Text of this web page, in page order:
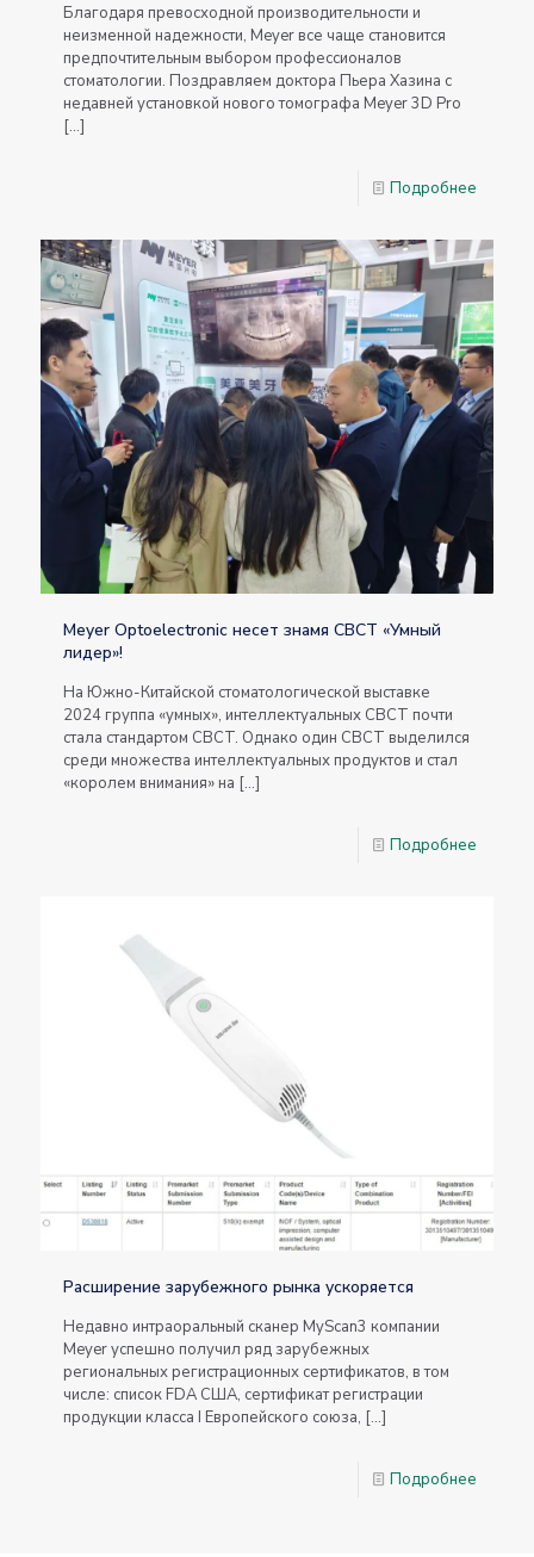
Благодаря превосходной производительности и
неизменной надежности, Meyer все чаще становится
предпочтительным выбором профессионалов
стоматологии. Поздравляем доктора Пьера Хазина с
недавней установкой нового томографа Meyer 3D Pro
[…]
Подробнее
Meyer Optoelectronic несет знамя CBCT «Умный
лидер»!
На Южно-Китайской стоматологической выставке
2024 группа «умных», интеллектуальных CBCT почти
стала стандартом CBCT. Однако один CBCT выделился
среди множества интеллектуальных продуктов и стал
«королем внимания» на […]
Подробнее
Расширение зарубежного рынка ускоряется
Недавно интраоральный сканер MyScan3 компании
Meyer успешно получил ряд зарубежных
региональных регистрационных сертификатов, в том
числе: список FDA США, сертификат регистрации
продукции класса I Европейского союза, […]
Подробнее